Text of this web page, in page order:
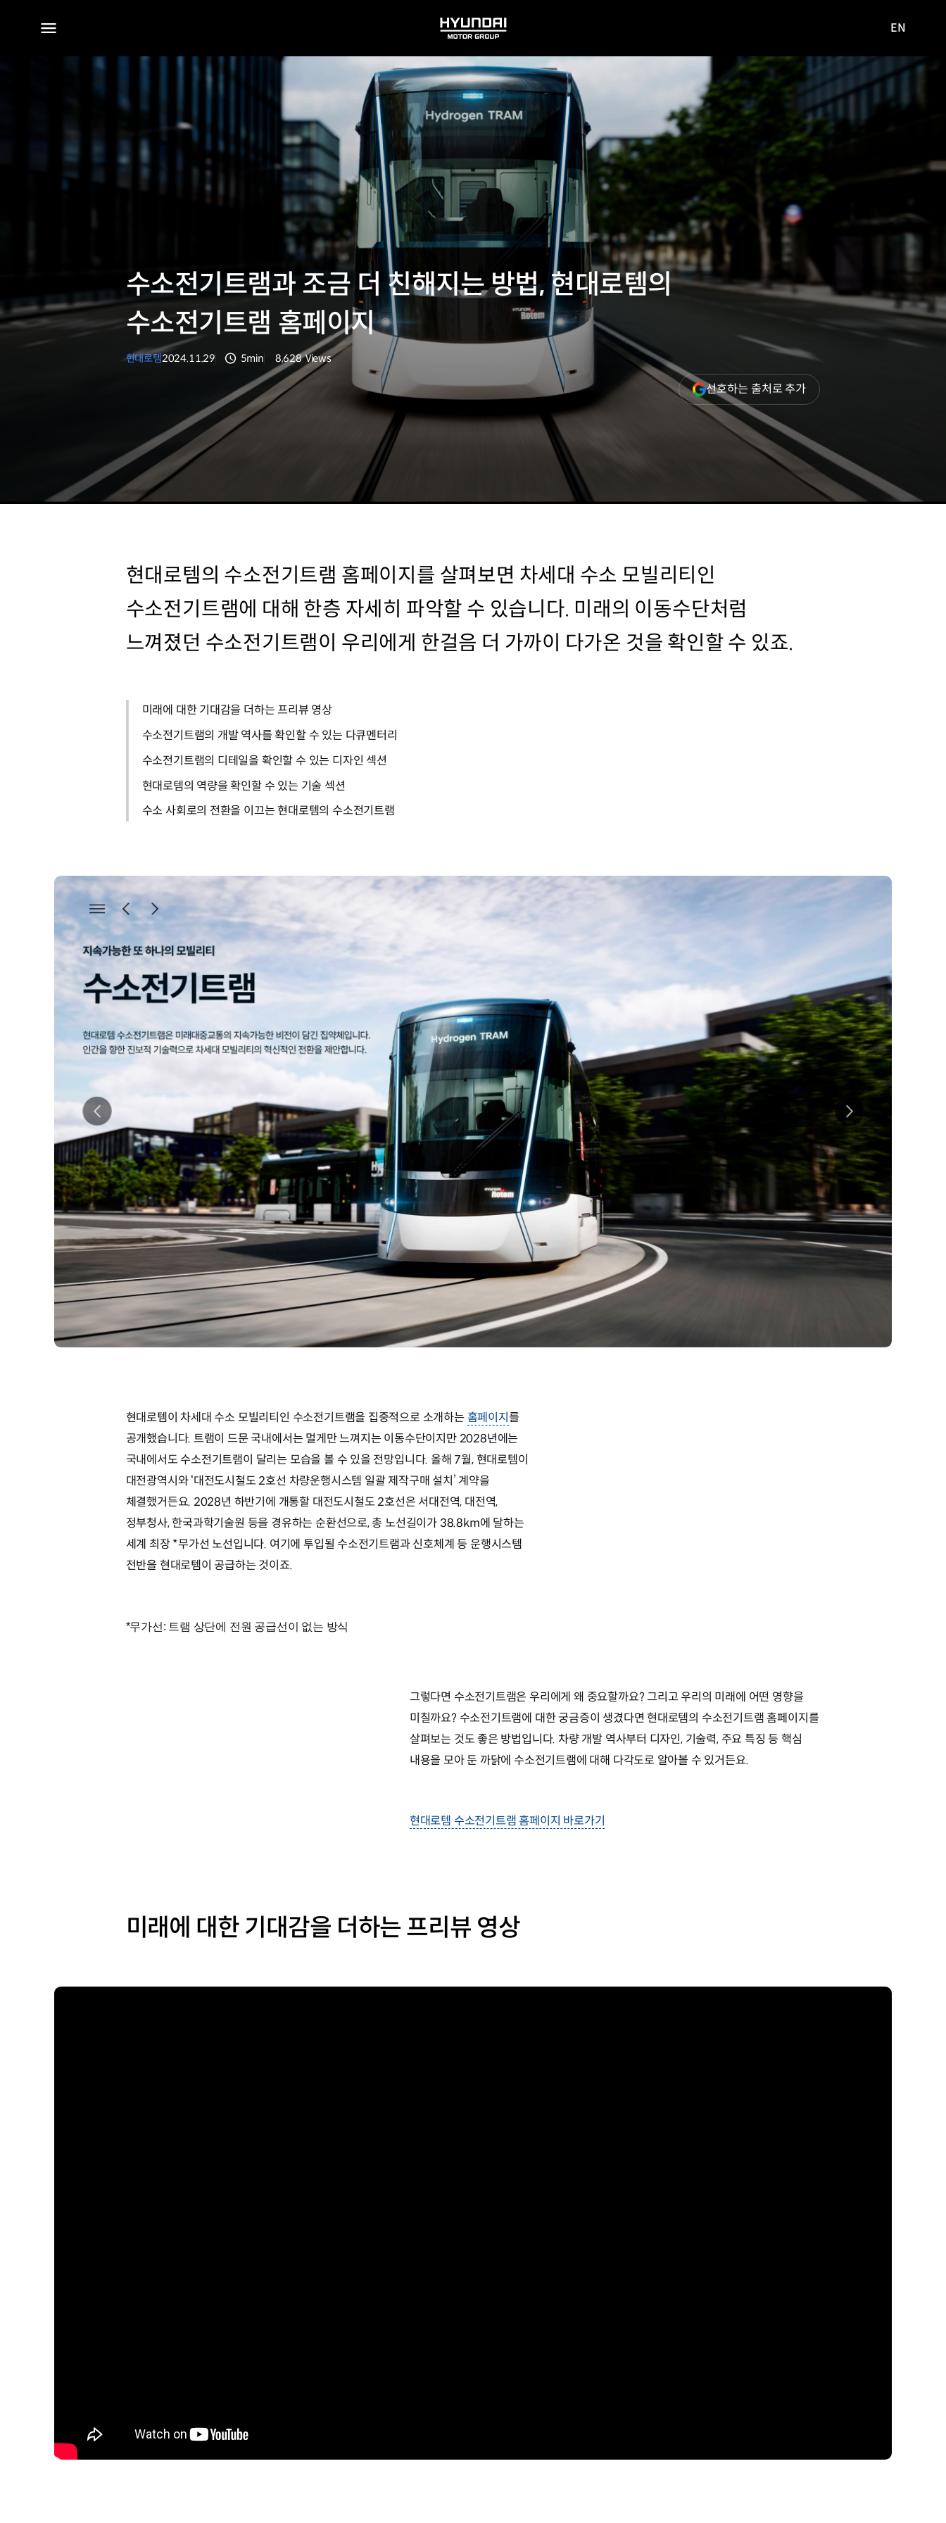
전체
HYUNDAI
MOTOR
GROUP
사이트로
이동
EN
수소전기트램과 조금 더 친해지는 방법, 현대로템의
수소전기트램 홈페이지
현대로템2024.11.29 5min
조회수
8,628 Views
선호하는 출처로 추가(새
창
현대로템의 수소전기트램 홈페이지를 살펴보면 차세대 수소 모빌리티인
수소전기트램에 대해 한층 자세히 파악할 수 있습니다. 미래의 이동수단처럼
느껴졌던 수소전기트램이 우리에게 한걸음 더 가까이 다가온 것을 확인할 수 있죠.
미래에 대한 기대감을 더하는 프리뷰 영상
수소전기트램의 개발 역사를 확인할 수 있는 다큐멘터리
수소전기트램의 디테일을 확인할 수 있는 디자인 섹션
현대로템의 역량을 확인할 수 있는 기술 섹션
수소 사회로의 전환을 이끄는 현대로템의 수소전기트램
현대로템이 차세대 수소 모빌리티인 수소전기트램을 집중적으로 소개하는홈페이지를
공개했습니다. 트램이 드문 국내에서는 멀게만 느껴지는 이동수단이지만 2028년에는
국내에서도 수소전기트램이 달리는 모습을 볼 수 있을 전망입니다. 올해 7월, 현대로템이
대전광역시와 ‘대전도시철도 2호선 차량운행시스템 일괄 제작구매 설치’ 계약을
체결했거든요. 2028년 하반기에 개통할 대전도시철도 2호선은 서대전역, 대전역,
정부청사, 한국과학기술원 등을 경유하는 순환선으로, 총 노선길이가 38.8km에 달하는
세계 최장 *무가선 노선입니다. 여기에 투입될 수소전기트램과 신호체계 등 운행시스템
전반을 현대로템이 공급하는 것이죠.
*무가선: 트램 상단에 전원 공급선이 없는 방식
그렇다면 수소전기트램은 우리에게 왜 중요할까요? 그리고 우리의 미래에 어떤 영향을
미칠까요? 수소전기트램에 대한 궁금증이 생겼다면 현대로템의 수소전기트램 홈페이지를
살펴보는 것도 좋은 방법입니다. 차량 개발 역사부터 디자인, 기술력, 주요 특징 등 핵심
내용을 모아 둔 까닭에 수소전기트램에 대해 다각도로 알아볼 수 있거든요.
현대로템 수소전기트램 홈페이지 바로가기
미래에 대한 기대감을 더하는 프리뷰 영상